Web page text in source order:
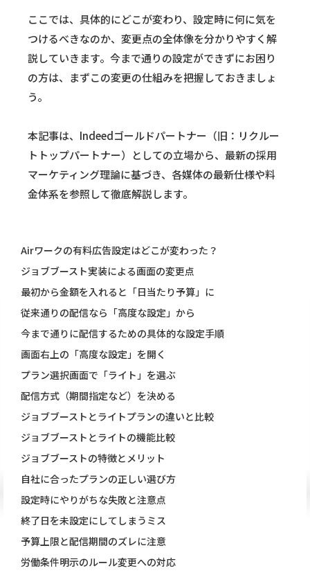
ここでは、具体的にどこが変わり、設定時に何に気を
つけるべきなのか、変更点の全体像を分かりやすく解
説していきます。今まで通りの設定ができずにお困り
の方は、まずこの変更の仕組みを把握しておきましょ
う。
本記事は、Indeedゴールドパートナー（旧：リクルー
トトップパートナー）としての立場から、最新の採用
マーケティング理論に基づき、各媒体の最新仕様や料
金体系を参照して徹底解説します。
Airワークの有料広告設定はどこが変わった？
ジョブブースト実装による画面の変更点
最初から金額を入れると「日当たり予算」に
従来通りの配信なら「高度な設定」から
今まで通りに配信するための具体的な設定手順
画面右上の「高度な設定」を開く
プラン選択画面で「ライト」を選ぶ
配信方式（期間指定など）を決める
ジョブブーストとライトプランの違いと比較
ジョブブーストとライトの機能比較
ジョブブーストの特徴とメリット
自社に合ったプランの正しい選び方
設定時にやりがちな失敗と注意点
終了日を未設定にしてしまうミス
予算上限と配信期間のズレに注意
労働条件明示のルール変更への対応